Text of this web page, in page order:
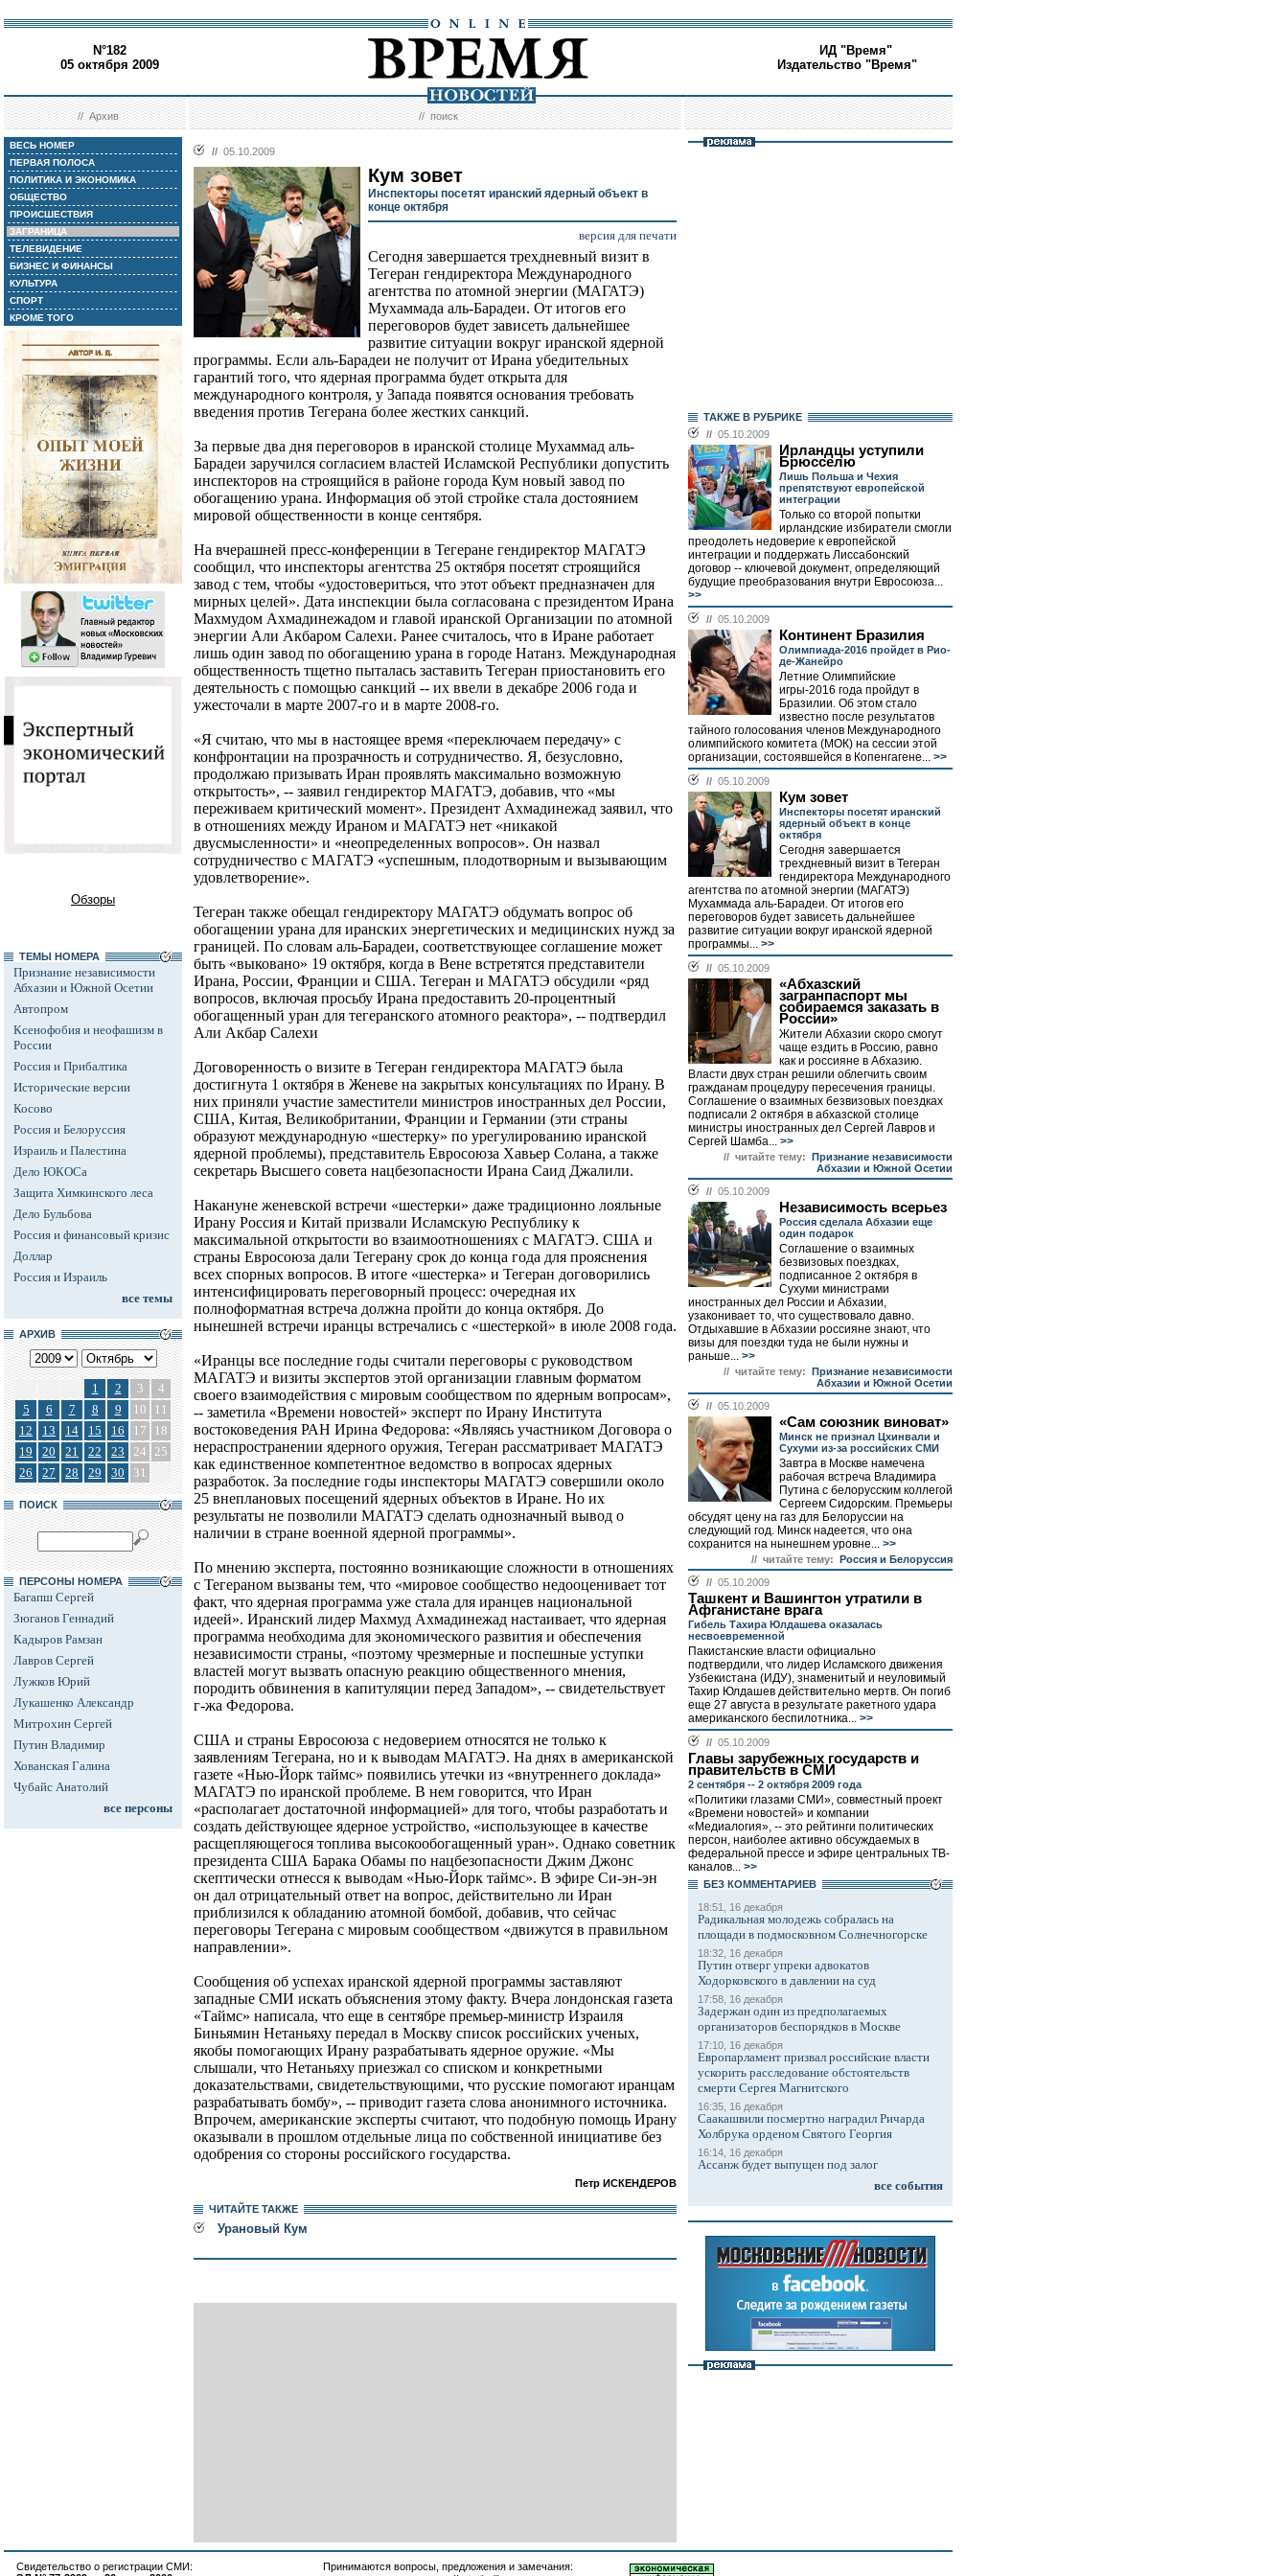
N°182
05 октября 2009
ИД "Время"
Издательство "Время"
//Архив //поиск
ВЕСЬ НОМЕР
ПЕРВАЯ ПОЛОСА
ПОЛИТИКА И ЭКОНОМИКА
ОБЩЕСТВО
ПРОИСШЕСТВИЯ
ЗАГРАНИЦА
ТЕЛЕВИДЕНИЕ
БИЗНЕС И ФИНАНСЫ
КУЛЬТУРА
СПОРТ
КРОМЕ ТОГО
Обзоры
ТЕМЫ НОМЕРА
Признание независимости
Абхазии и Южной Осетии
Автопром
Ксенофобия и неофашизм в
России
Россия и Прибалтика
Исторические версии
Косово
Россия и Белоруссия
Израиль и Палестина
Дело ЮКОСа
Защита Химкинского леса
Дело Бульбова
Россия и финансовый кризис
Доллар
Россия и Израиль
все темы
АРХИВ
1 2 3
4
5
6 7 8 9 10
11
12
13 14 15 16 17
18
19
20 21 22 23 24 25
26
27 28 29 30 31
ПОИСК
ПЕРСОНЫ НОМЕРА
Багапш Сергей
Зюганов Геннадий
Кадыров Рамзан
Лавров Сергей
Лужков Юрий
Лукашенко Александр
Митрохин Сергей
Путин Владимир
Хованская Галина
Чубайс Анатолий
все персоны
// 05.10.2009
Кум зовет
Инспекторы посетят иранский ядерный объект в
конце октября
версия для печати
Сегодня завершается трехдневный визит в
Тегеран гендиректора Международного
агентства по атомной энергии (МАГАТЭ)
Мухаммада аль-Барадеи. От итогов его
переговоров будет зависеть дальнейшее
развитие ситуации вокруг иранской ядерной
программы. Если аль-Барадеи не получит от Ирана убедительных
гарантий того, что ядерная программа будет открыта для
международного контроля, у Запада появятся основания требовать
введения против Тегерана более жестких санкций.
За первые два дня переговоров в иранской столице Мухаммад аль-
Барадеи заручился согласием властей Исламской Республики допустить
инспекторов на строящийся в районе города Кум новый завод по
обогащению урана. Информация об этой стройке стала достоянием
мировой общественности в конце сентября.
На вчерашней пресс-конференции в Тегеране гендиректор МАГАТЭ
сообщил, что инспекторы агентства 25 октября посетят строящийся
завод с тем, чтобы «удостовериться, что этот объект предназначен для
мирных целей». Дата инспекции была согласована с президентом Ирана
Махмудом Ахмадинежадом и главой иранской Организации по атомной
энергии Али Акбаром Салехи. Ранее считалось, что в Иране работает
лишь один завод по обогащению урана в городе Натанз. Международная
общественность тщетно пыталась заставить Тегеран приостановить его
деятельность с помощью санкций -- их ввели в декабре 2006 года и
ужесточали в марте 2007-го и в марте 2008-го.
«Я считаю, что мы в настоящее время «переключаем передачу» с
конфронтации на прозрачность и сотрудничество. Я, безусловно,
продолжаю призывать Иран проявлять максимально возможную
открытость», -- заявил гендиректор МАГАТЭ, добавив, что «мы
переживаем критический момент». Президент Ахмадинежад заявил, что
в отношениях между Ираном и МАГАТЭ нет «никакой
двусмысленности» и «неопределенных вопросов». Он назвал
сотрудничество с МАГАТЭ «успешным, плодотворным и вызывающим
удовлетворение».
Тегеран также обещал гендиректору МАГАТЭ обдумать вопрос об
обогащении урана для иранских энергетических и медицинских нужд за
границей. По словам аль-Барадеи, соответствующее соглашение может
быть «выковано» 19 октября, когда в Вене встретятся представители
Ирана, России, Франции и США. Тегеран и МАГАТЭ обсудили «ряд
вопросов, включая просьбу Ирана предоставить 20-процентный
обогащенный уран для тегеранского атомного реактора», -- подтвердил
Али Акбар Салехи
Договоренность о визите в Тегеран гендиректора МАГАТЭ была
достигнута 1 октября в Женеве на закрытых консультациях по Ирану. В
них приняли участие заместители министров иностранных дел России,
США, Китая, Великобритании, Франции и Германии (эти страны
образуют международную «шестерку» по урегулированию иранской
ядерной проблемы), представитель Евросоюза Хавьер Солана, а также
секретарь Высшего совета нацбезопасности Ирана Саид Джалили.
Накануне женевской встречи «шестерки» даже традиционно лояльные
Ирану Россия и Китай призвали Исламскую Республику к
максимальной открытости во взаимоотношениях с МАГАТЭ. США и
страны Евросоюза дали Тегерану срок до конца года для прояснения
всех спорных вопросов. В итоге «шестерка» и Тегеран договорились
интенсифицировать переговорный процесс: очередная их
полноформатная встреча должна пройти до конца октября. До
нынешней встречи иранцы встречались с «шестеркой» в июле 2008 года.
«Иранцы все последние годы считали переговоры с руководством
МАГАТЭ и визиты экспертов этой организации главным форматом
своего взаимодействия с мировым сообществом по ядерным вопросам»,
-- заметила «Времени новостей» эксперт по Ирану Института
востоковедения РАН Ирина Федорова: «Являясь участником Договора о
нераспространении ядерного оружия, Тегеран рассматривает МАГАТЭ
как единственное компетентное ведомство в вопросах ядерных
разработок. За последние годы инспекторы МАГАТЭ совершили около
25 внеплановых посещений ядерных объектов в Иране. Но их
результаты не позволили МАГАТЭ сделать однозначный вывод о
наличии в стране военной ядерной программы».
По мнению эксперта, постоянно возникающие сложности в отношениях
с Тегераном вызваны тем, что «мировое сообщество недооценивает тот
факт, что ядерная программа уже стала для иранцев национальной
идеей». Иранский лидер Махмуд Ахмадинежад настаивает, что ядерная
программа необходима для экономического развития и обеспечения
независимости страны, «поэтому чрезмерные и поспешные уступки
властей могут вызвать опасную реакцию общественного мнения,
породить обвинения в капитуляции перед Западом», -- свидетельствует
г-жа Федорова.
США и страны Евросоюза с недоверием относятся не только к
заявлениям Тегерана, но и к выводам МАГАТЭ. На днях в американской
газете «Нью-Йорк таймс» появились утечки из «внутреннего доклада»
МАГАТЭ по иранской проблеме. В нем говорится, что Иран
«располагает достаточной информацией» для того, чтобы разработать и
создать действующее ядерное устройство, «использующее в качестве
расщепляющегося топлива высокообогащенный уран». Однако советник
президента США Барака Обамы по нацбезопасности Джим Джонс
скептически отнесся к выводам «Нью-Йорк таймс». В эфире Си-эн-эн
он дал отрицательный ответ на вопрос, действительно ли Иран
приблизился к обладанию атомной бомбой, добавив, что сейчас
переговоры Тегерана с мировым сообществом «движутся в правильном
направлении».
Сообщения об успехах иранской ядерной программы заставляют
западные СМИ искать объяснения этому факту. Вчера лондонская газета
«Таймс» написала, что еще в сентябре премьер-министр Израиля
Биньямин Нетаньяху передал в Москву список российских ученых,
якобы помогающих Ирану разрабатывать ядерное оружие. «Мы
слышали, что Нетаньяху приезжал со списком и конкретными
доказательствами, свидетельствующими, что русские помогают иранцам
разрабатывать бомбу», -- приводит газета слова анонимного источника.
Впрочем, американские эксперты считают, что подобную помощь Ирану
оказывали в прошлом отдельные лица по собственной инициативе без
одобрения со стороны российского государства.
Петр ИСКЕНДЕРОВ
ЧИТАЙТЕ ТАКЖЕ
Урановый Кум
ТАКЖЕ В РУБРИКЕ
// 05.10.2009
Ирландцы уступили
Брюсселю
Лишь Польша и Чехия
препятствуют европейской
интеграции
Только со второй попытки
ирландские избиратели смогли
преодолеть недоверие к европейской
интеграции и поддержать Лиссабонский
договор -- ключевой документ, определяющий
будущие преобразования внутри Евросоюза...
>>
// 05.10.2009
Континент Бразилия
Олимпиада-2016 пройдет в Рио-
де-Жанейро
Летние Олимпийские
игры-2016 года пройдут в
Бразилии. Об этом стало
известно после результатов
тайного голосования членов Международного
олимпийского комитета (МОК) на сессии этой
организации, состоявшейся в Копенгагене... >>
// 05.10.2009
Кум зовет
Инспекторы посетят иранский
ядерный объект в конце
октября
Сегодня завершается
трехдневный визит в Тегеран
гендиректора Международного
агентства по атомной энергии (МАГАТЭ)
Мухаммада аль-Барадеи. От итогов его
переговоров будет зависеть дальнейшее
развитие ситуации вокруг иранской ядерной
программы... >>
// 05.10.2009
«Абхазский
загранпаспорт мы
собираемся заказать в
России»
Жители Абхазии скоро смогут
чаще ездить в Россию, равно
как и россияне в Абхазию.
Власти двух стран решили облегчить своим
гражданам процедуру пересечения границы.
Соглашение о взаимных безвизовых поездках
подписали 2 октября в абхазской столице
министры иностранных дел Сергей Лавров и
Сергей Шамба... >>
// читайте тему: Признание независимости
Абхазии и Южной Осетии
// 05.10.2009
Независимость всерьез
Россия сделала Абхазии еще
один подарок
Соглашение о взаимных
безвизовых поездках,
подписанное 2 октября в
Сухуми министрами
иностранных дел России и Абхазии,
узаконивает то, что существовало давно.
Отдыхавшие в Абхазии россияне знают, что
визы для поездки туда не были нужны и
раньше... >>
// читайте тему: Признание независимости
Абхазии и Южной Осетии
// 05.10.2009
«Сам союзник виноват»
Минск не признал Цхинвали и
Сухуми из-за российских СМИ
Завтра в Москве намечена
рабочая встреча Владимира
Путина с белорусским коллегой
Сергеем Сидорским. Премьеры
обсудят цену на газ для Белоруссии на
следующий год. Минск надеется, что она
сохранится на нынешнем уровне... >>
// читайте тему: Россия и Белоруссия
// 05.10.2009
Ташкент и Вашингтон утратили в
Афганистане врага
Гибель Тахира Юлдашева оказалась
несвоевременной
Пакистанские власти официально
подтвердили, что лидер Исламского движения
Узбекистана (ИДУ), знаменитый и неуловимый
Тахир Юлдашев действительно мертв. Он погиб
еще 27 августа в результате ракетного удара
американского беспилотника... >>
// 05.10.2009
Главы зарубежных государств и
правительств в СМИ
2 сентября -- 2 октября 2009 года
«Политики глазами СМИ», совместный проект
«Времени новостей» и компании
«Медиалогия», -- это рейтинги политических
персон, наиболее активно обсуждаемых в
федеральной прессе и эфире центральных ТВ-
каналов... >>
БЕЗ КОМMЕНТАРИЕВ
18:51, 16 декабря
Радикальная молодежь собралась на
площади в подмосковном Солнечногорске
18:32, 16 декабря
Путин отверг упреки адвокатов
Ходорковского в давлении на суд
17:58, 16 декабря
Задержан один из предполагаемых
организаторов беспорядков в Москве
17:10, 16 декабря
Европарламент призвал российские власти
ускорить расследование обстоятельств
смерти Сергея Магнитского
16:35, 16 декабря
Саакашвили посмертно наградил Ричарда
Холбрука орденом Святого Георгия
16:14, 16 декабря
Ассанж будет выпущен под залог
все события
Свидетельство о регистрации СМИ:
Принимаются вопросы, предложения и замечания: